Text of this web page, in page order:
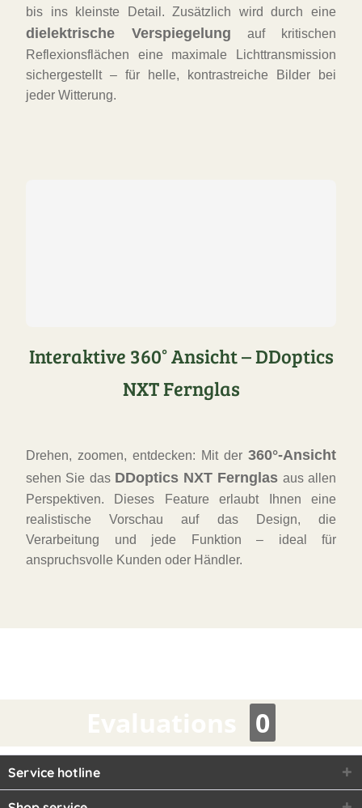
bis ins kleinste Detail. Zusätzlich wird durch eine
dielektrische Verspiegelung auf kritischen
Reflexionsflächen eine maximale Lichttransmission
sichergestellt – für helle, kontrastreiche Bilder bei
jeder Witterung.
Interaktive 360° Ansicht – DDoptics
NXT Fernglas
Drehen, zoomen, entdecken: Mit der 360°-Ansicht
sehen Sie das DDoptics NXT Fernglas aus allen
Perspektiven. Dieses Feature erlaubt Ihnen eine
realistische Vorschau auf das Design, die
Verarbeitung und jede Funktion – ideal für
anspruchsvolle Kunden oder Händler.
0
Service hotline